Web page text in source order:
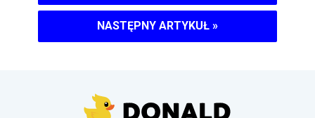
NASTĘPNY ARTYKUŁ »